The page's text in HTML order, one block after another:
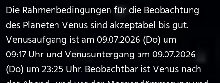
Die Rahmenbedingungen für die Beobachtung
des Planeten Venus sind akzeptabel bis gut.
Venusaufgang ist am 09.07.2026 (Do) um
09:17 Uhr und Venusuntergang am 09.07.2026
(Do) um 23:25 Uhr. Beobachtbar ist Venus nach